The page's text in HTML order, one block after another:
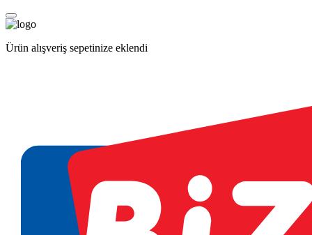
Ürün alışveriş sepetinize eklendi